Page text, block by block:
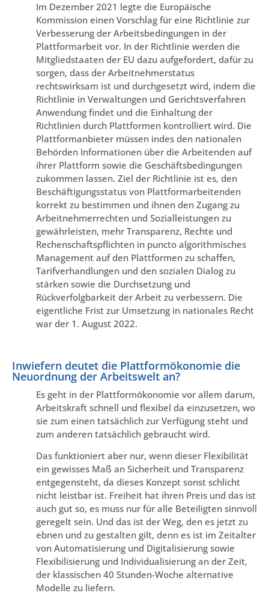
Im Dezember 2021 legte die Europäische
Kommission einen Vorschlag für eine Richtlinie zur
Verbesserung der Arbeitsbedingungen in der
Plattformarbeit vor. In der Richtlinie werden die
Mitgliedstaaten der EU dazu aufgefordert, dafür zu
sorgen, dass der Arbeitnehmerstatus
rechtswirksam ist und durchgesetzt wird, indem die
Richtlinie in Verwaltungen und Gerichtsverfahren
Anwendung findet und die Einhaltung der
Richtlinien durch Plattformen kontrolliert wird. Die
Plattformanbieter müssen indes den nationalen
Behörden Informationen über die Arbeitenden auf
ihrer Plattform sowie die Geschäftsbedingungen
zukommen lassen. Ziel der Richtlinie ist es, den
Beschäftigungsstatus von Plattformarbeitenden
korrekt zu bestimmen und ihnen den Zugang zu
Arbeitnehmerrechten und Sozialleistungen zu
gewährleisten, mehr Transparenz, Rechte und
Rechenschaftspflichten in puncto algorithmisches
Management auf den Plattformen zu schaffen,
Tarifverhandlungen und den sozialen Dialog zu
stärken sowie die Durchsetzung und
Rückverfolgbarkeit der Arbeit zu verbessern. Die
eigentliche Frist zur Umsetzung in nationales Recht
war der 1. August 2022.
Inwiefern deutet die Plattformökonomie die
Neuordnung der Arbeitswelt an?
Es geht in der Plattformökonomie vor allem darum,
Arbeitskraft schnell und flexibel da einzusetzen, wo
sie zum einen tatsächlich zur Verfügung steht und
zum anderen tatsächlich gebraucht wird.
Das funktioniert aber nur, wenn dieser Flexibilität
ein gewisses Maß an Sicherheit und Transparenz
entgegensteht, da dieses Konzept sonst schlicht
nicht leistbar ist. Freiheit hat ihren Preis und das ist
auch gut so, es muss nur für alle Beteiligten sinnvoll
geregelt sein. Und das ist der Weg, den es jetzt zu
ebnen und zu gestalten gilt, denn es ist im Zeitalter
von Automatisierung und Digitalisierung sowie
Flexibilisierung und Individualisierung an der Zeit,
der klassischen 40 Stunden-Woche alternative
Modelle zu liefern.